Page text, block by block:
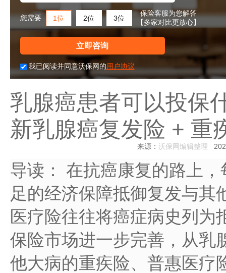
您需要 1位 2位 3位
保险客服为您解答
【多家对比更放心】
立即咨询
我已阅读并同意沃保网的用户协议
乳腺癌患者可以投保
新乳腺癌复发险 + 重
来源： 沃保网编辑整理
导读：
在抗癌康复的路上
足的经济保障抵御复发与其
医疗险往往将癌症病史列为
保险市场进一步完善，从乳
他大病的重疾险、普惠医疗